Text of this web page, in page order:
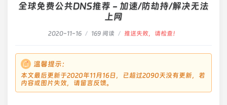
全球免费公共DNS推荐 - 加速/防劫持/解决无法
上网
2020-11-16 / 169 阅读 / 推送失败，请检查！
温馨提示：
本文最后更新于2020年11月16日，已超过2090天没有更新，若
内容或图片失效，请留言反馈。